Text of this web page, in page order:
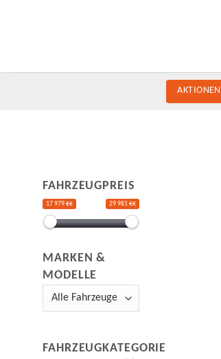
AKTIONEN
FAHRZEUGPREIS
17 979 €€ 29 981 €€
MARKEN &
MODELLE
FAHRZEUGKATEGORIE